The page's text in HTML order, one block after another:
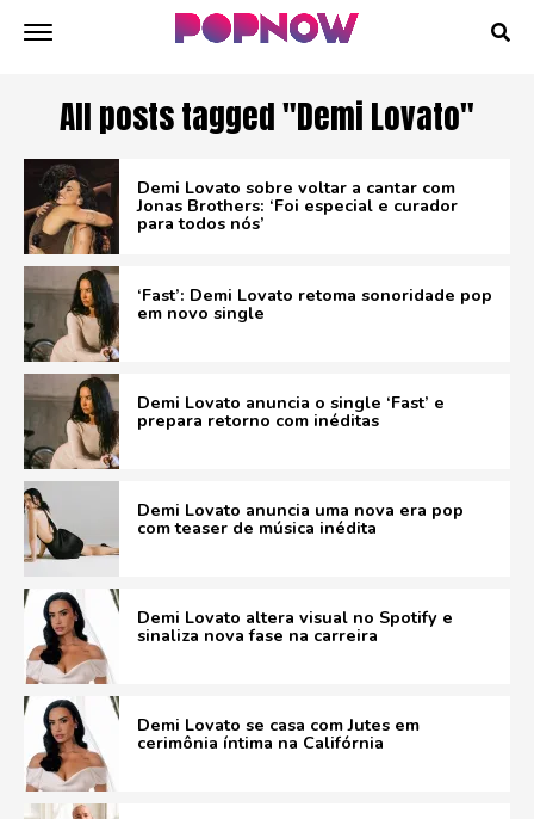
All posts tagged "Demi Lovato"
Demi Lovato sobre voltar a cantar com
Jonas Brothers: ‘Foi especial e curador
para todos nós’
‘Fast’: Demi Lovato retoma sonoridade pop
em novo single
Demi Lovato anuncia o single ‘Fast’ e
prepara retorno com inéditas
Demi Lovato anuncia uma nova era pop
com teaser de música inédita
Demi Lovato altera visual no Spotify e
sinaliza nova fase na carreira
Demi Lovato se casa com Jutes em
cerimônia íntima na Califórnia